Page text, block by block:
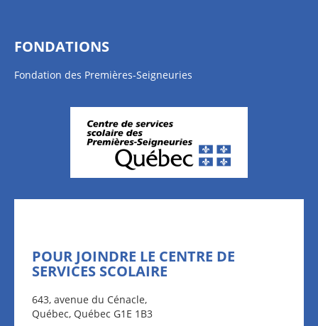
FONDATIONS
Fondation des Premières-Seigneuries
POUR JOINDRE LE CENTRE DE
SERVICES SCOLAIRE
643, avenue du Cénacle,
Québec, Québec G1E 1B3